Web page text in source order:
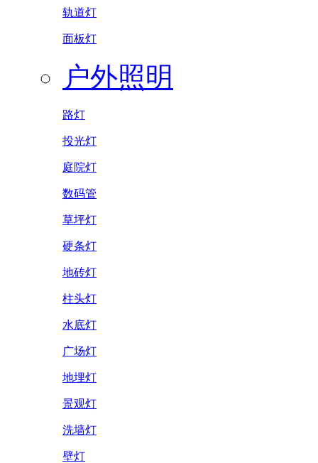
轨道灯
面板灯
户外照明
路灯
投光灯
庭院灯
数码管
草坪灯
硬条灯
地砖灯
柱头灯
水底灯
广场灯
地埋灯
景观灯
洗墙灯
壁灯